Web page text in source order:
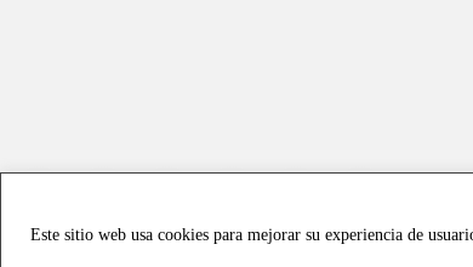
Este sitio web usa cookies para mejorar su experiencia de